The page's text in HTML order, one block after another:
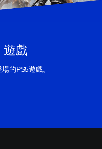
遊戲
的PS5遊戲。